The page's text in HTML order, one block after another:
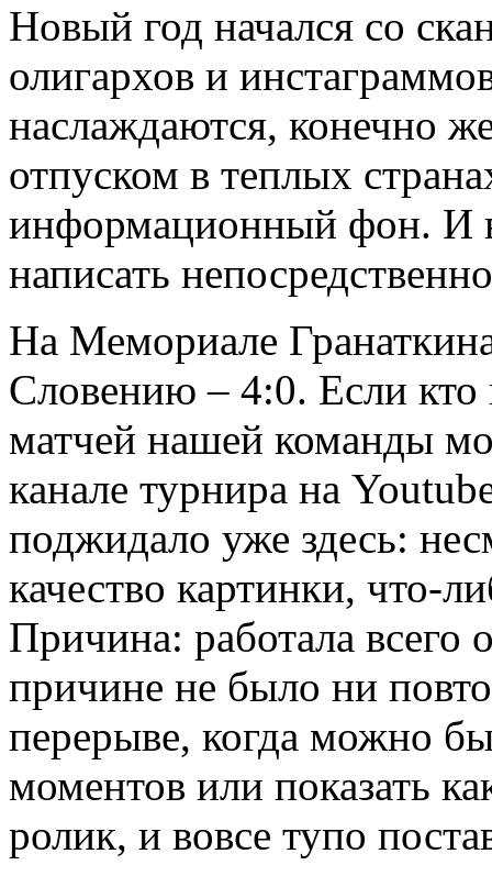
Новый год начался со
олигархов и
наслаждаются, конечно
отпуском в теплых
информационный фон. И
написать
На Мемориале
Словению – 4:0. Если кто
матчей нашей команды
канале турнира на
поджидало уже здесь:
качество картинки, что-
Причина: работала всего
причине не было ни
перерыве, когда можно
моментов или показать
ролик, и вовсе тупо